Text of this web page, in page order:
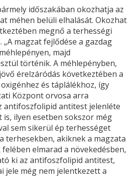
időszakában okozhatja az
méhen belüli elhalását. Okozhat
megnő a terhességi
magzat fejlődése a gazdag
majd
történik. A méhlepényben,
érelzáródás következtében a
és táplálékhoz, így
Központ orvosa arra
antifoszfolipid antitest jelenléte
ilyen esetben sokszor még
sem sikerül ép terhességet
terhesekben, akiknek a magzata
elmarad a növekedésben,
ki az antifoszfolipid antitest,
jele még nem jelentkezett a